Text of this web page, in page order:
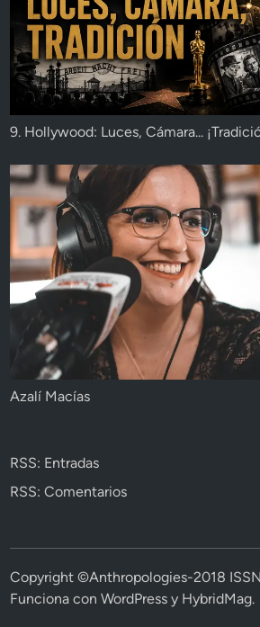
9. Hollywood: Luces, Cámara...
Azalí Macías
RSS: Entradas
RSS: Comentarios
Copyright ©Anthropologies-2018
Funciona conWordPress y HybridMag.